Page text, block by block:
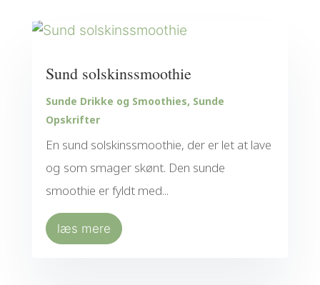
Sund solskinssmoothie
Sunde Drikke og Smoothies, Sunde
Opskrifter
En sund solskinssmoothie, der er let at lave
og som smager skønt. Den sunde
smoothie er fyldt med...
læs mere